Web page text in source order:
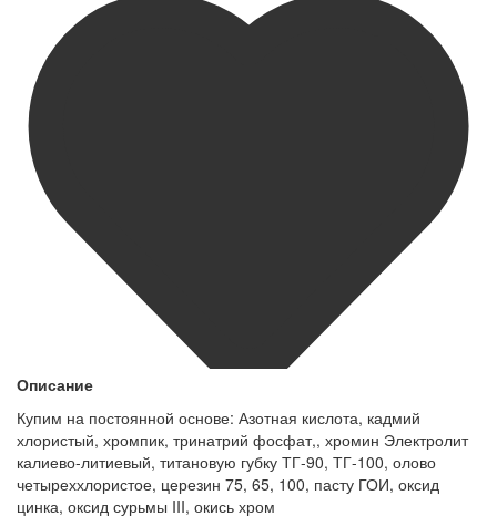
Описание
Купим на постоянной основе: Азотная кислота, кадмий
хлористый, хромпик, тринатрий фосфат,, хромин Электролит
калиево-литиевый, титановую губку ТГ-90, ТГ-100, олово
четыреххлористое, церезин 75, 65, 100, пасту ГОИ, оксид
цинка, оксид сурьмы III, окись хром